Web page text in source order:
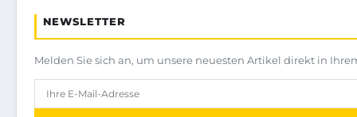
NEWSLETTER
Melden Sie sich an, um unsere neuesten Artikel direkt in